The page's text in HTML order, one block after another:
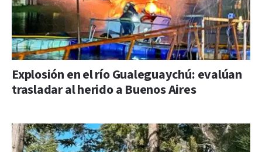
Explosión en el río Gualeguaychú: evalúan
trasladar al herido a Buenos Aires